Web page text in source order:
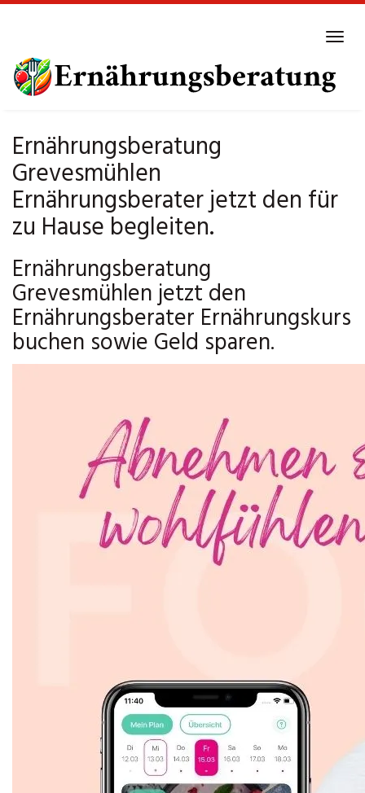
main
content
Ernährungsberatung
Grevesmühlen
Ernährungsberater jetzt den für
zu Hause begleiten.
Ernährungsberatung
Grevesmühlen jetzt den
Ernährungsberater Ernährungskurs
buchen sowie Geld sparen.